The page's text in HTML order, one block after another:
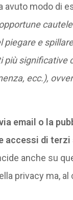
avuto modo di
e
più significative
ecc.),
email o la
accessi di
anche su
privacy ma,